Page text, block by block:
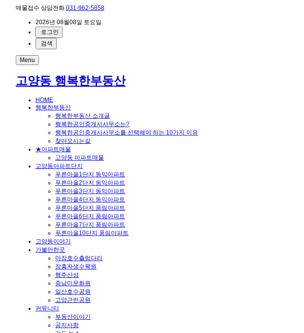
매물접수 상담전화 031-962-5858
2026년 08월08일 토요일
로그인
검색
Menu
고양동 행복한부동산
HOME
행복한부동산
행복한부동산 소개글
행복한공인중개사사무소는?
행복한공인중개사사무소를 선택해야 하는 10가지 이유
찾아오시는길
★아파트매물
고양동 아파트매물
고양동아파트단지
푸른마을1단지 동익아파트
푸른마을2단지 동익아파트
푸른마을3단지 동익아파트
푸른마을4단지 동익아파트
푸른마을5단지 풍림아파트
푸른마을6단지 풍림아파트
푸른마을7단지 풍림아파트
푸른마을10단지 풍림아파트
고양동이야기
가볼만한곳
마장호수출렁다리
장흥자생수목원
행주산성
중남미문화원
일산호수공원
고양근린공원
커뮤니티
부동산이야기
공지사항